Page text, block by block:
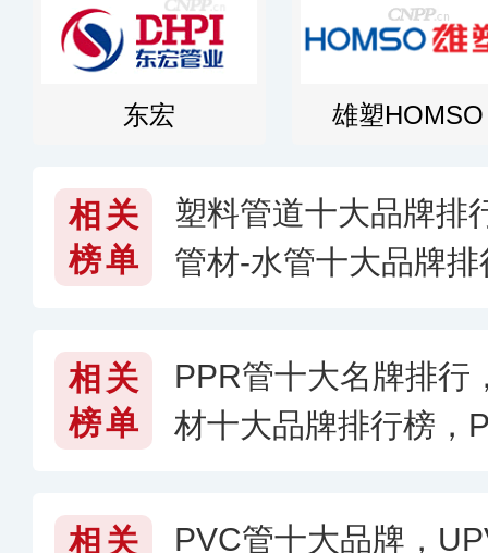
东宏 雄塑HOMSO
相关
榜单
塑料管道十大品牌排
管材-水管十大品牌
相关
榜单
PPR管十大名牌排行
材十大品牌排行榜，
相关 PVC管十大品牌，